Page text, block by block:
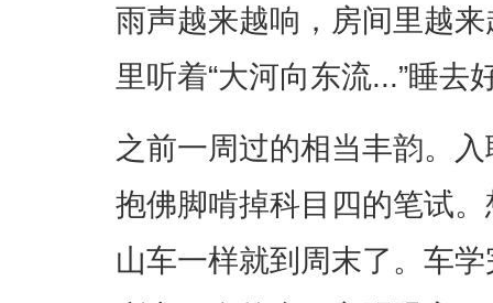
雨声越来越响，房间里越
里听着“大河向东流...”睡去
之前一周过的相当丰韵。
抱佛脚啃掉科目四的笔试
山车一样就到周末了。车